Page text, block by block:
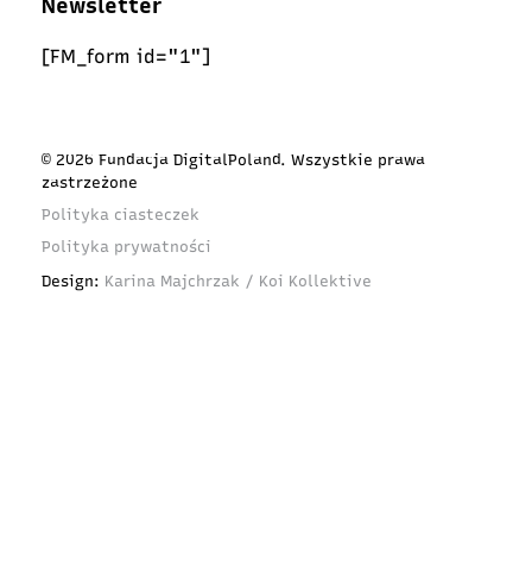
Newsletter
[FM_form id="1"]
© 2026 Fundacja DigitalPoland. Wszystkie prawa
zastrzeżone
Polityka ciasteczek
Polityka prywatności
Design: Karina Majchrzak / Koi Kollektive